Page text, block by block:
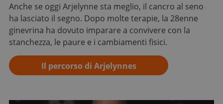
Anche se oggi Arjelynne sta meglio, il cancro al seno
ha lasciato il segno. Dopo molte terapie, la 28enne
ginevrina ha dovuto imparare a convivere con la
stanchezza, le paure e i cambiamenti fisici.
Il percorso di Arjelynnes